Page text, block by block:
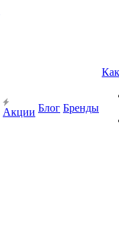
Акции Блог Бренды